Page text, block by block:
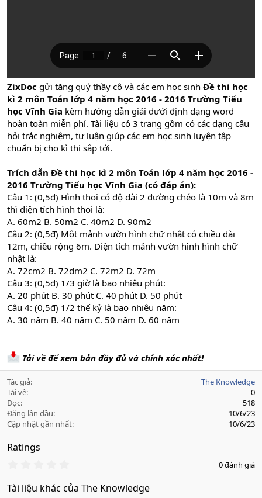
ZixDoc gửi tặng quý thầy cô và các em học sinh Đề thi học
kì 2 môn Toán lớp 4 năm học 2016 - 2016 Trường Tiểu
học Vĩnh Gia kèm hướng dẫn giải dưới định dạng word
hoàn toàn miễn phí. Tài liệu có 3 trang gồm có các dạng câu
hỏi trắc nghiệm, tự luận giúp các em học sinh luyện tập
chuẩn bị cho kì thi sắp tới.
Trích dẫn Đề thi học kì 2 môn Toán lớp 4 năm học 2016 -
2016 Trường Tiểu học Vĩnh Gia (có đáp án):
Câu 1: (0,5đ) Hình thoi có độ dài 2 đường chéo là 10m và 8m
thì diện tích hình thoi là:
A. 60m2 B. 50m2 C. 40m2 D. 90m2
Câu 2: (0,5đ) Một mảnh vườn hình chữ nhật có chiều dài
12m, chiều rộng 6m. Diện tích mảnh vườn hình hình chữ
nhật là:
A. 72cm2 B. 72dm2 C. 72m2 D. 72m
Câu 3: (0,5đ) 1/3 giờ là bao nhiêu phút:
A. 20 phút B. 30 phút C. 40 phút D. 50 phút
Câu 4: (0,5đ) 1/2 thế kỷ là bao nhiêu năm:
A. 30 năm B. 40 năm C. 50 năm D. 60 năm
Tải về để xem bản đầy đủ và chính xác nhất!
Tác giả
The Knowledge
Tải về
0
Đọc
518
Đăng lần đầu
10/6/23
Cập nhật gần nhất
10/6/23
Ratings
0
0
0 đánh giá
Tài liệu khác của The Knowledge